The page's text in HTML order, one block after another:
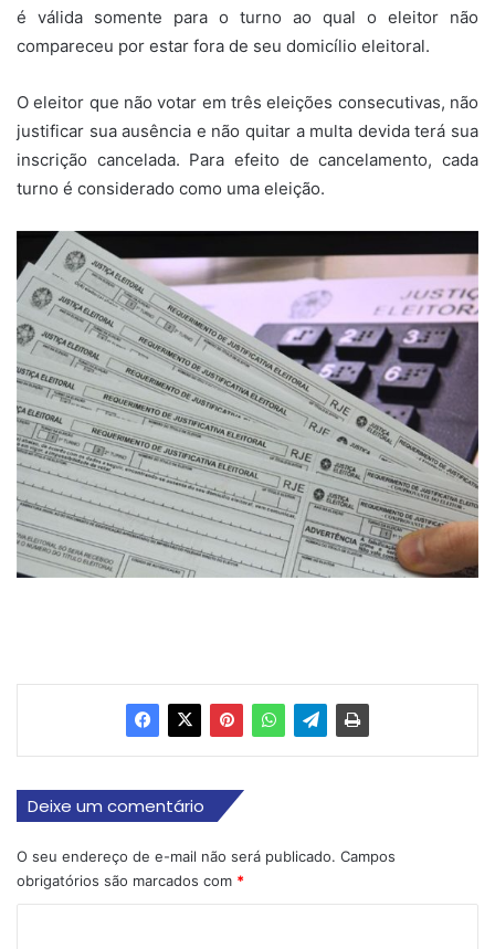
é válida somente para o turno ao qual o eleitor não
compareceu por estar fora de seu domicílio eleitoral.
O eleitor que não votar em três eleições consecutivas, não
justificar sua ausência e não quitar a multa devida terá sua
inscrição cancelada. Para efeito de cancelamento, cada
turno é considerado como uma eleição.
Deixe um comentário
O seu endereço de e-mail não será publicado. Campos
obrigatórios são marcados com *